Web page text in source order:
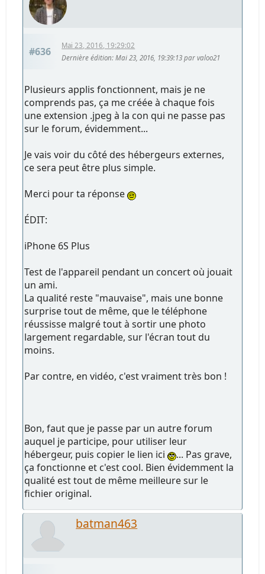
#636
Mai 23, 2016, 19:29:02
Dernière édition: Mai 23, 2016, 19:39:13 par valoo21
Plusieurs applis fonctionnent, mais je ne
comprends pas, ça me créée à chaque fois
une extension .jpeg à la con qui ne passe pas
sur le forum, évidemment...
Je vais voir du côté des hébergeurs externes,
ce sera peut être plus simple.
Merci pour ta réponse
ÉDIT:
iPhone 6S Plus
Test de l'appareil pendant un concert où jouait
un ami.
La qualité reste "mauvaise", mais une bonne
surprise tout de même, que le téléphone
réussisse malgré tout à sortir une photo
largement regardable, sur l'écran tout du
moins.
Par contre, en vidéo, c'est vraiment très bon !
Bon, faut que je passe par un autre forum
auquel je participe, pour utiliser leur
hébergeur, puis copier le lien ici
... Pas grave,
ça fonctionne et c'est cool. Bien évidemment la
qualité est tout de même meilleure sur le
fichier original.
batman463